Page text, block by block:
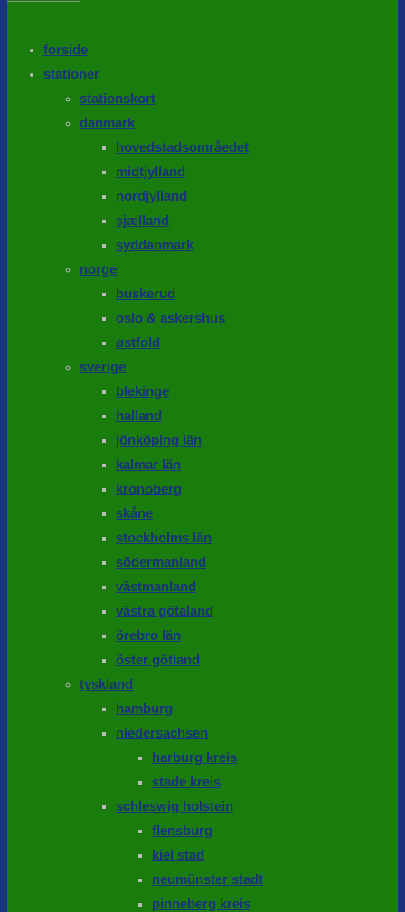
forside
stationer
stationskort
danmark
hovedstadsområedet
midtjylland
nordjylland
sjælland
syddanmark
norge
buskerud
oslo & askershus
østfold
sverige
blekinge
halland
jönköping län
kalmar län
kronoberg
skåne
stockholms län
södermanland
västmanland
västra götaland
örebro län
öster götland
tyskland
hamburg
niedersachsen
harburg kreis
stade kreis
schleswig holstein
flensburg
kiel stad
neumünster stadt
pinneberg kreis